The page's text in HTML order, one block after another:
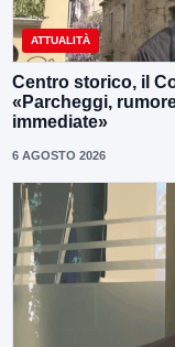
ATTUALITÀ
Centro storico, il
«Parcheggi,
immediate»
6 AGOSTO 2026